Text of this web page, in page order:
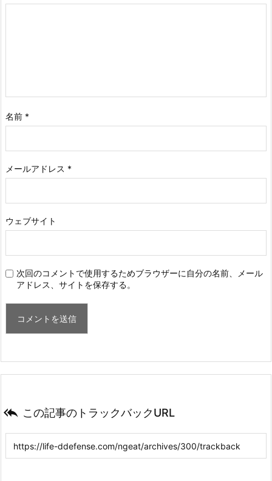
名前 *
メールアドレス *
ウェブサイト
次回のコメントで使用するためブラウザーに自分の名前、メール
アドレス、サイトを保存する。
 この記事のトラックバックURL